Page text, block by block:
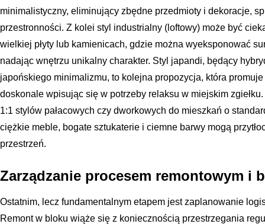
minimalistyczny, eliminujący zbędne przedmioty i dekoracje,
przestronności. Z kolei styl industrialny (loftowy) może być
wielkiej płyty lub kamienicach, gdzie można wyeksponować
nadając wnętrzu unikalny charakter. Styl japandi, będący
japońskiego minimalizmu, to kolejna propozycja, która
doskonale wpisując się w potrzeby relaksu w miejskim
1:1 stylów pałacowych czy dworkowych do mieszkań o
ciężkie meble, bogate sztukaterie i ciemne barwy mogą
przestrzeń.
Zarządzanie procesem remontowym i
Ostatnim, lecz fundamentalnym etapem jest zaplanowanie
Remont w bloku wiąże się z koniecznością przestrzegania